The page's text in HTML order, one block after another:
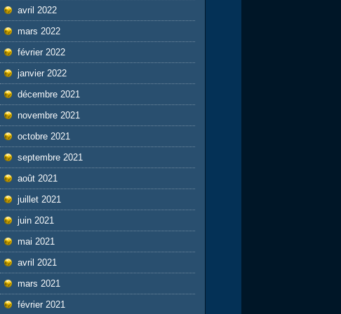
avril 2022
mars 2022
février 2022
janvier 2022
décembre 2021
novembre 2021
octobre 2021
septembre 2021
août 2021
juillet 2021
juin 2021
mai 2021
avril 2021
mars 2021
février 2021